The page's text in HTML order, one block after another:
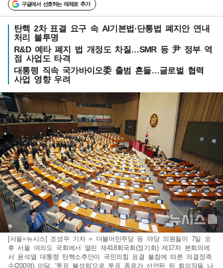
구글에서 선호하는 매체로 추가
탄핵 2차 표결 요구 속 AI기본법·단통법 폐지안 연내
처리 불투명
R&D 예타 폐지 법 개정도 차질…SMR 등 尹 정부 역
점 사업도 타격
대통령 직속 국가바이오委 출범 흔들…글로벌 협력
사업 영향 우려
[서울=뉴시스] 조성우 기자 = 더불어민주당 등 야당 의원들이 7일 오
후 서울 여의도 국회에서 열린 제418회국회(정기회) 제17차 본회의에
서 윤석열 대통령 탄핵소추안이 국민의힘 표결 불참에 따른 의결정족
수(200명) 미달, '투표 불성립'으로 투표 종료가 선언된 뒤 회의장을 나